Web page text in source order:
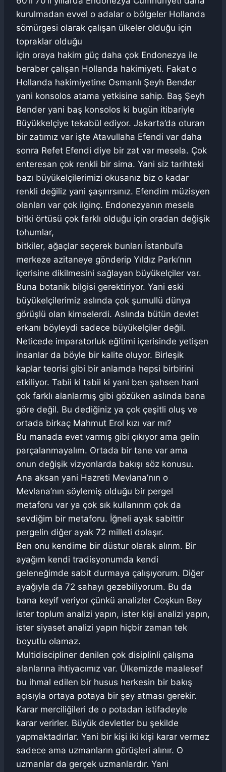
kurulmadan evvel o adalar o bölgeler Hollanda
sömürgesi olarak çalışan ülkeler olduğu için
topraklar olduğu
için oraya hakim güç daha çok Endonezya ile
beraber çalışan Hollanda hakimiyeti. Fakat o
Hollanda hakimiyetine Osmanlı Şeyh Bender
yani konsolos atama yetkisine sahip. Baş Şeyh
Bender yani baş konsolos ki bugün itibariyle
Büyükkelçiye tekabül ediyor. Jakarta’da oturan
bir zatımız var işte Atavullaha Efendi var daha
sonra Refet Efendi diye bir zat var mesela. Çok
enteresan çok renkli bir sima. Yani siz tarihteki
bazı büyükelçilerimizi okusanız biz o kadar
renkli değiliz yani şaşırırsınız. Efendim müzisyen
olanları var çok ilginç. Endonezyanın mesela
bitki örtüsü çok farklı olduğu için oradan değişik
tohumlar,
bitkiler, ağaçlar seçerek bunları İstanbul’a
merkeze azitaneye gönderip Yıldız Parkı’nın
içerisine dikilmesini sağlayan büyükelçiler var.
Buna botanik bilgisi gerektiriyor. Yani eski
büyükelçilerimiz aslında çok şumullü dünya
görüşlü olan kimselerdi. Aslında bütün devlet
erkanı böyleydi sadece büyükelçiler değil.
Neticede imparatorluk eğitimi içerisinde yetişen
insanlar da böyle bir kalite oluyor. Birleşik
kaplar teorisi gibi bir anlamda hepsi birbirini
etkiliyor. Tabii ki tabii ki yani ben şahsen hani
çok farklı alanlarmış gibi gözüken aslında bana
göre değil. Bu dediğiniz ya çok çeşitli oluş ve
ortada birkaç Mahmut Erol kızı var mı?
Bu manada evet varmış gibi çıkıyor ama gelin
parçalanmayalım. Ortada bir tane var ama
onun değişik vizyonlarda bakışı söz konusu.
Ana aksan yani Hazreti Mevlana’nın o
Mevlana’nın söylemiş olduğu bir pergel
metaforu var ya çok sık kullanırım çok da
sevdiğim bir metaforu. İğneli ayak sabittir
pergelin diğer ayak 72 milleti dolaşır.
Ben onu kendime bir düstur olarak alırım. Bir
ayağım kendi tradisyonumda kendi
geleneğimde sabit durmaya çalışıyorum. Diğer
ayağıyla da 72 sahayı gezebiliyorum. Bu da
bana keyif veriyor çünkü analizler Coşkun Bey
ister toplum analizi yapın, ister kişi analizi yapın,
ister siyaset analizi yapın hiçbir zaman tek
boyutlu olamaz.
Multidiscipliner denilen çok disiplinli çalışma
alanlarına ihtiyacımız var. Ülkemizde maalesef
bu ihmal edilen bir husus herkesin bir bakış
açısıyla ortaya potaya bir şey atması gerekir.
Karar merciliğileri de o potadan istifadeyle
karar verirler. Büyük devletler bu şekilde
yapmaktadırlar. Yani bir kişi iki kişi karar vermez
sadece ama uzmanların görüşleri alınır. O
uzmanlar da gerçek uzmanlardır. Yani